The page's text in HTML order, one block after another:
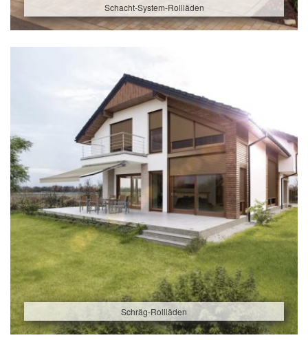
Schacht-System-Rollläden
Schräg-Rollläden